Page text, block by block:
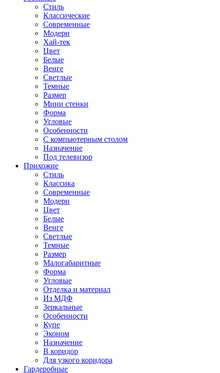
Стиль
Классические
Современные
Модерн
Хай-тек
Цвет
Белые
Венге
Светлые
Темные
Размер
Мини стенки
Форма
Угловые
Особенности
С компьютерным столом
Назначение
Под телевизор
Прихожие
Стиль
Классика
Современные
Модерн
Цвет
Белые
Венге
Светлые
Темные
Размер
Малогабаритные
Форма
Угловые
Отделка и материал
Из МДФ
Зеркальные
Особенности
Купе
Эконом
Назначение
В коридор
Для узкого коридора
Гардеробные